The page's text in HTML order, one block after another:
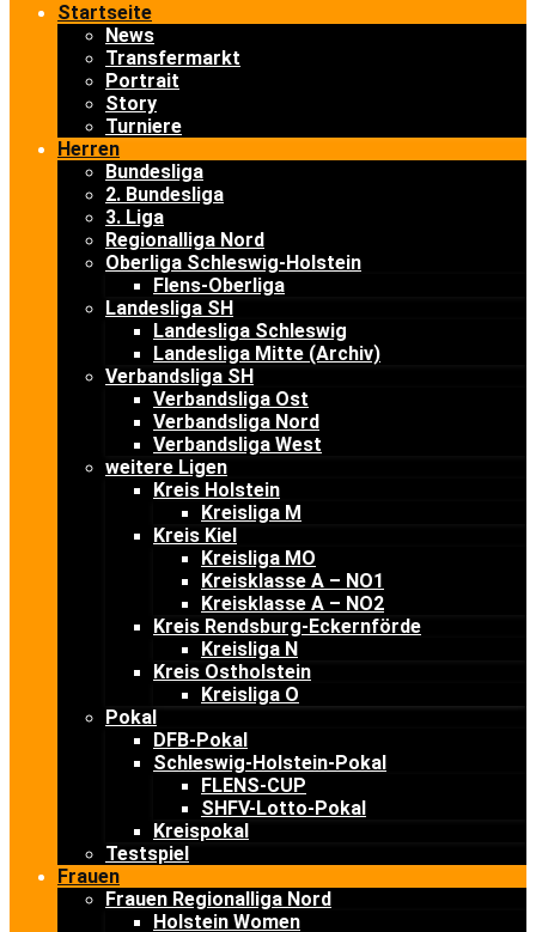
Startseite
News
Transfermarkt
Portrait
Story
Turniere
Herren
Bundesliga
2. Bundesliga
3. Liga
Regionalliga Nord
Oberliga Schleswig-Holstein
Flens-Oberliga
Landesliga SH
Landesliga Schleswig
Landesliga Mitte (Archiv)
Verbandsliga SH
Verbandsliga Ost
Verbandsliga Nord
Verbandsliga West
weitere Ligen
Kreis Holstein
Kreisliga M
Kreis Kiel
Kreisliga MO
Kreisklasse A – NO1
Kreisklasse A – NO2
Kreis Rendsburg-Eckernförde
Kreisliga N
Kreis Ostholstein
Kreisliga O
Pokal
DFB-Pokal
Schleswig-Holstein-Pokal
FLENS-CUP
SHFV-Lotto-Pokal
Kreispokal
Testspiel
Frauen
Frauen Regionalliga Nord
Holstein Women